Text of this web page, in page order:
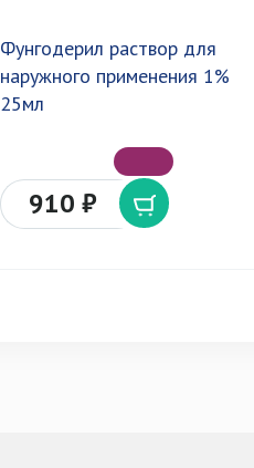
Фунгодерил раствор для
наружного применения 1%
25мл
910 ₽